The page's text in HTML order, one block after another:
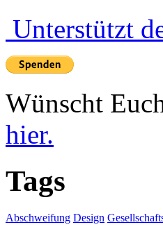
Unterstützt
Wünscht
hier.
Tags
Abschweifung Design